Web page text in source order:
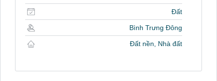
Đất
Bình Trưng Đông
Đất nền, Nhà đất